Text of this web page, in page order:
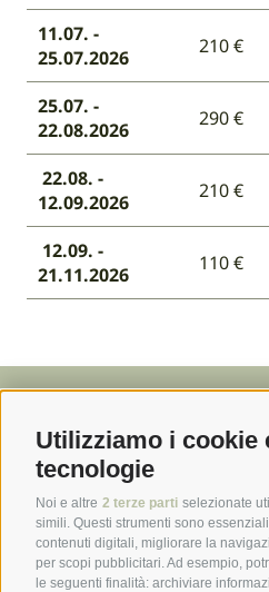
Utilizziamo i cookie
tecnologie
Noi e altre 2 terze parti selezionate
simili. Questi strumenti sono
contenuti digitali, migliorare la
per scopi pubblicitari. Ad esempio,
le seguenti finalità: archiviare
11.07. -
25.07.2026
210 €
25.07. -
22.08.2026
290 €
22.08. -
12.09.2026
210 €
12.09. -
21.11.2026
110 €